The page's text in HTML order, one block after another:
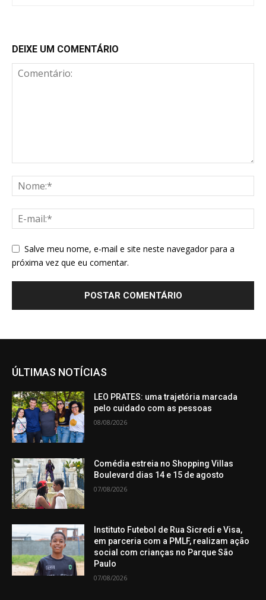
DEIXE UM COMENTÁRIO
Salve meu nome, e-mail e site neste navegador para a
próxima vez que eu comentar.
ÚLTIMAS NOTÍCIAS
LEO PRATES: uma trajetória marcada
pelo cuidado com as pessoas
08/08/2026
Comédia estreia no Shopping Villas
Boulevard dias 14 e 15 de agosto
07/08/2026
Instituto Futebol de Rua Sicredi e Visa,
em parceria com a PMLF, realizam ação
social com crianças no Parque São
Paulo
07/08/2026